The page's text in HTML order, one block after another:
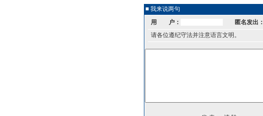
■ 我来说两句
用 户：
匿名发出：
请各位遵纪守法并注意语言文明。